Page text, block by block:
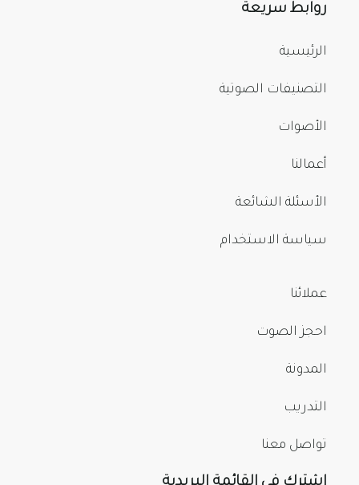
روابط سريعة
الرئيسية
التصنيفات الصوتية
الأصوات
أعمالنا
الأسئلة الشائعة
سياسة الاستخدام
عملائنا
احجز الصوت
المدونة
التدريب
تواصل معنا